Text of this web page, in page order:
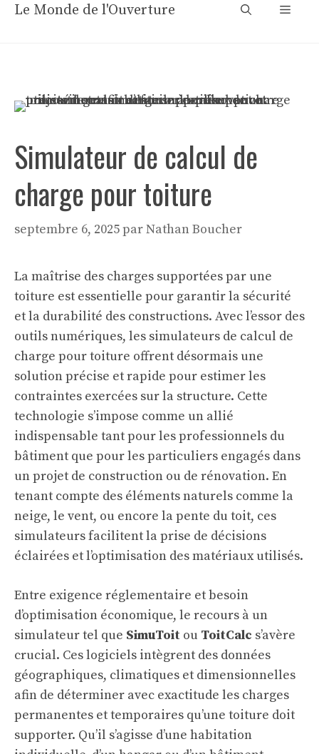
AllerLe Monde de l'Ouverture Menu
Simulateur de calcul de
charge pour toiture
septembre 6, 2025parNathan Boucher
La maîtrise des charges supportées par une
toiture est essentielle pour garantir la sécurité
et la durabilité des constructions. Avec l’essor des
outils numériques, les simulateurs de calcul de
charge pour toiture offrent désormais une
solution précise et rapide pour estimer les
contraintes exercées sur la structure. Cette
technologie s’impose comme un allié
indispensable tant pour les professionnels du
bâtiment que pour les particuliers engagés dans
un projet de construction ou de rénovation. En
tenant compte des éléments naturels comme la
neige, le vent, ou encore la pente du toit, ces
simulateurs facilitent la prise de décisions
éclairées et l’optimisation des matériaux utilisés.
Entre exigence réglementaire et besoin
d’optimisation économique, le recours à un
simulateur tel que SimuToit ou ToitCalc s’avère
crucial. Ces logiciels intègrent des données
géographiques, climatiques et dimensionnelles
afin de déterminer avec exactitude les charges
permanentes et temporaires qu’une toiture doit
supporter. Qu’il s’agisse d’une habitation